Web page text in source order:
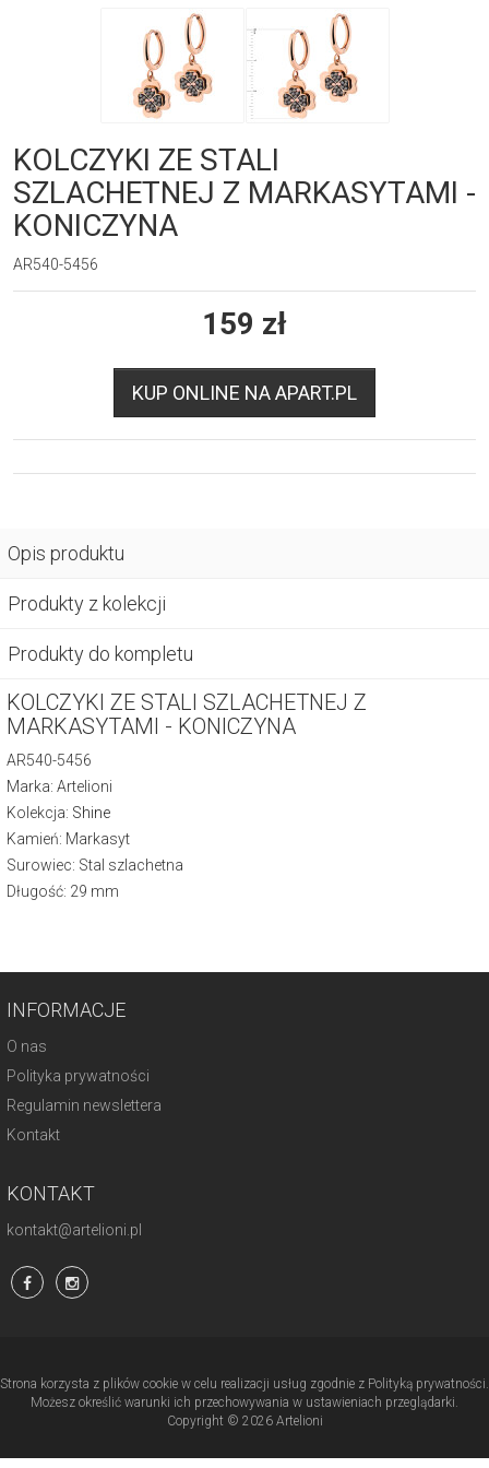
KOLCZYKI ZE STALI
SZLACHETNEJ Z MARKASYTAMI -
KONICZYNA
AR540-5456
159 zł
KUP ONLINE NA APART.PL
Opis produktu
Produkty z kolekcji
Produkty do kompletu
KOLCZYKI ZE STALI SZLACHETNEJ Z
MARKASYTAMI - KONICZYNA
AR540-5456
Marka: Artelioni
Kolekcja: Shine
Kamień: Markasyt
Surowiec: Stal szlachetna
Długość: 29 mm
INFORMACJE
O nas
Polityka prywatności
Regulamin newslettera
Kontakt
KONTAKT
kontakt@artelioni.pl
Strona korzysta z plików cookie w celu realizacji usług zgodnie z Polityką prywatności.
Możesz określić warunki ich przechowywania w ustawieniach przeglądarki.
Copyright © 2026 Artelioni